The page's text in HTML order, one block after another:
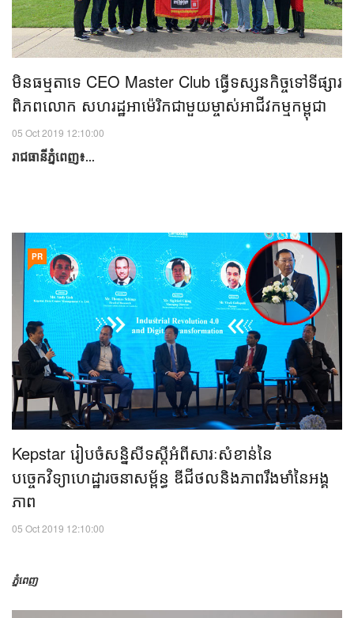
មិនធម្មតាទេ CEO Master Club ធ្វើទស្សនកិច្ចទៅទីផ្សារ
ពិភពលោក សហរដ្ឋអាម៉េរិកជាមួយម្ចាស់អាជីវកម្មកម្ពុជា
05 Oct 2019 12:10:00
រាជធានីភ្នំពេញ​៖...
PR
Kepstar រៀបចំសន្និសីទស្តីអំពីសារៈសំខាន់នៃ
បច្ចេកវិទ្យាហេដ្ឋារចនាសម្ព័ន្ធ ឌីជីថលនិងភាពរឹងមាំនៃអង្គ
ភាព
05 Oct 2019 12:10:00
ភ្នំពេញ